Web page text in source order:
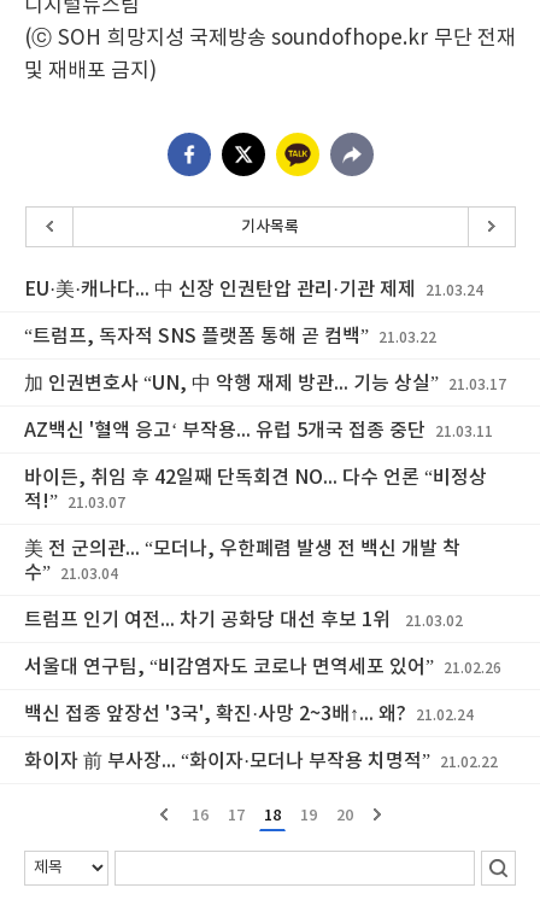
디지털뉴스팀
(ⓒ SOH 희망지성 국제방송 soundofhope.kr 무단 전재
및 재배포 금지)
기사목록
EU·美·캐나다... 中 신장 인권탄압 관리·기관 제제 21.03.24
“트럼프, 독자적 SNS 플랫폼 통해 곧 컴백” 21.03.22
加 인권변호사 “UN, 中 악행 재제 방관... 기능 상실” 21.03.17
AZ백신 '혈액 응고‘ 부작용... 유럽 5개국 접종 중단 21.03.11
바이든, 취임 후 42일째 단독회견 NO... 다수 언론 “비정상
적!”
21.03.07
美 전 군의관... “모더나, 우한폐렴 발생 전 백신 개발 착
수”
21.03.04
트럼프 인기 여전... 차기 공화당 대선 후보 1위 21.03.02
서울대 연구팀, “비감염자도 코로나 면역세포 있어” 21.02.26
백신 접종 앞장선 '3국', 확진·사망 2~3배↑... 왜? 21.02.24
화이자 前 부사장... “화이자·모더나 부작용 치명적” 21.02.22
16 17 18 19 20